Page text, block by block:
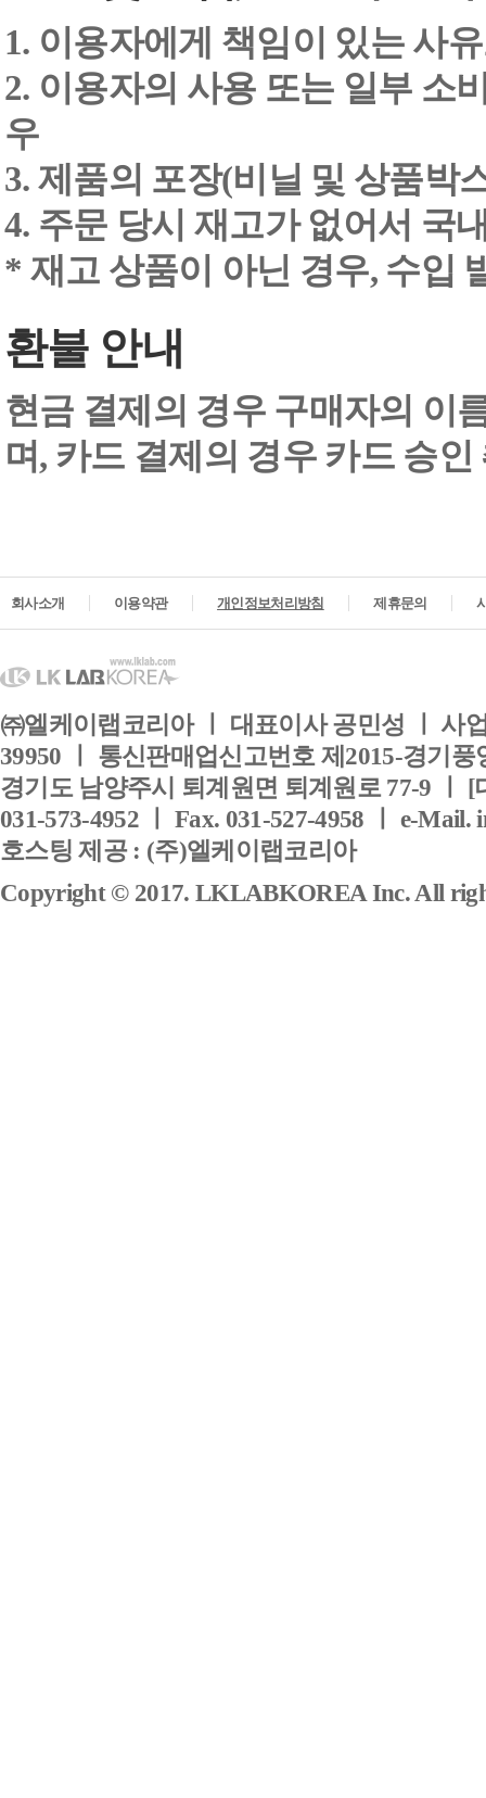
1. 이용자에게 책임이 있는 사
2. 이용자의 사용 또는 일부 소
우
3. 제품의 포장(비닐 및 상품박
4. 주문 당시 재고가 없어서 국
* 재고 상품이 아닌 경우, 수입
환불 안내
현금 결제의 경우 구매자의 이
며, 카드 결제의 경우 카드 승
회사소개 이용약관 개인정보처리방침 제휴문의
㈜엘케이랩코리아 ㅣ 대표이사 공민성 ㅣ 사
39950 ㅣ 통신판매업신고번호 제2015-경기풍
경기도 남양주시 퇴계원면 퇴계원로 77-9 ㅣ
031-573-4952 ㅣ Fax. 031-527-4958 ㅣ e-Mail.
호스팅 제공 : (주)엘케이랩코리아
Copyright © 2017. LKLABKOREA Inc. All